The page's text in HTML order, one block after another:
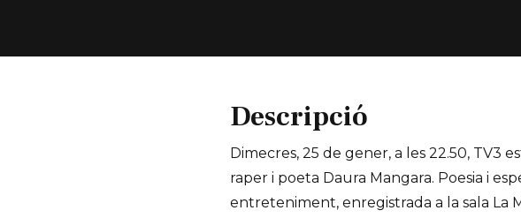
Descripció
Dimecres, 25 de gener, a les 22.50, TV3
raper i poeta Daura Mangara. Poesia i
entreteniment, enregistrada a la sala La